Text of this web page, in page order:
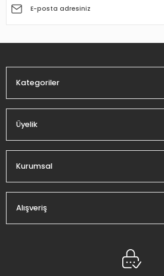
Ürün açıklamasında eksik bilgiler
Kategoriler
Üyelik
Kurumsal
Alışveriş